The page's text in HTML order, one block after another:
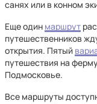
санях или в конном
Еще один маршрут
путешественников
открытия. Пятый
путешествия на
Подмосковье.
Все маршруты